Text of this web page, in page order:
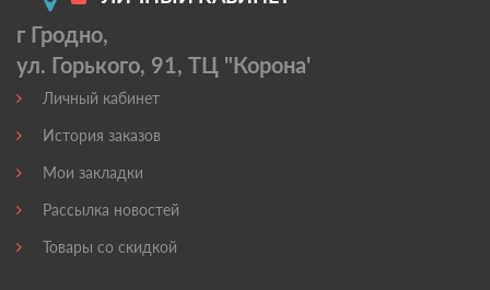
г Гродно,
ул. Горького, 91, ТЦ "Корона'
Личный кабинет
История заказов
Мои закладки
Рассылка новостей
Товары со скидкой